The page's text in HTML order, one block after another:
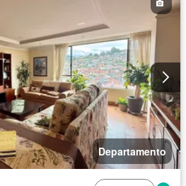
Departamento